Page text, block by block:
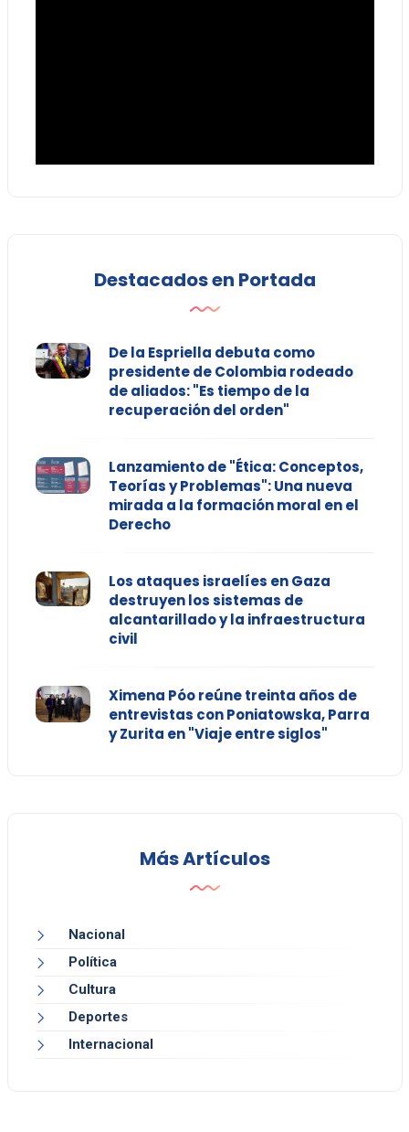
Destacados en Portada
De la Espriella debuta como
presidente de Colombia rodeado
de aliados: "Es tiempo de la
recuperación del orden"
Lanzamiento de "Ética: Conceptos,
Teorías y Problemas": Una nueva
mirada a la formación moral en el
Derecho
Los ataques israelíes en Gaza
destruyen los sistemas de
alcantarillado y la infraestructura
civil
Ximena Póo reúne treinta años de
entrevistas con Poniatowska, Parra
y Zurita en "Viaje entre siglos"
Más Artículos
Nacional
Política
Cultura
Deportes
Internacional